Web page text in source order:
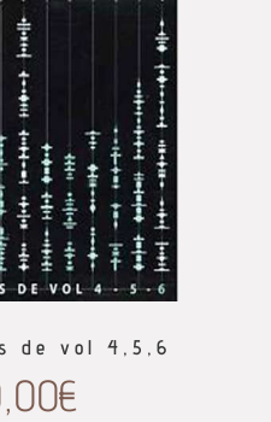
de vol 4,5,6
€